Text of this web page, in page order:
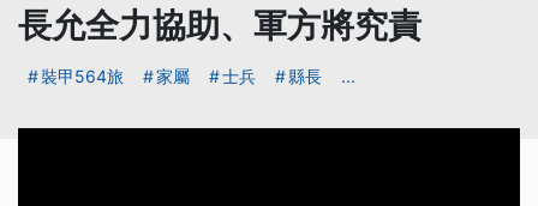
長允全力協助、軍方將究責
裝甲564旅 家屬 士兵 縣長 ...